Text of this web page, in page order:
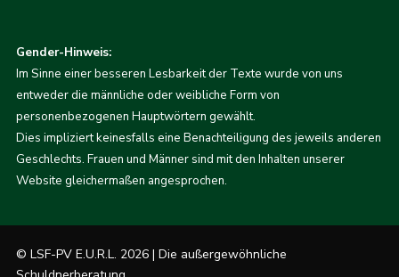
Gender-Hinweis:
Im Sinne einer besseren Lesbarkeit der Texte wurde von uns
entweder die männliche oder weibliche Form von
personenbezogenen Hauptwörtern gewählt.
Dies impliziert keinesfalls eine Benachteiligung des jeweils anderen
Geschlechts. Frauen und Männer sind mit den Inhalten unserer
Website gleichermaßen angesprochen.
© LSF-PV E.U.R.L. 2026 | Die außergewöhnliche